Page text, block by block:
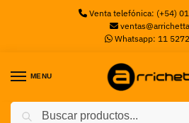
Venta telefónica: (+54)
Whatsapp: 11
MENU
Inicio Toners TONER XEROX 006R01704